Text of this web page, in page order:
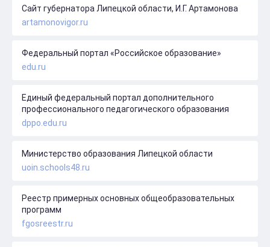
Сайт губернатора Липецкой области, И.Г. Артамонова
artamonovigor.ru
Федеральный портал «Российское образование»
edu.ru
Единый федеральный портал дополнительного
профессионального педагогического образования
dppo.edu.ru
Министерство образования Липецкой области
uoin.schools48.ru
Реестр примерных основных общеобразовательных
программ
fgosreestr.ru